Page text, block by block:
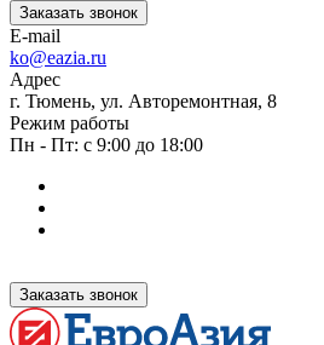
Заказать звонок
E-mail
ko@eazia.ru
Адрес
г. Тюмень, ул. Авторемонтная, 8
Режим работы
Пн - Пт: с 9:00 до 18:00
Заказать звонок